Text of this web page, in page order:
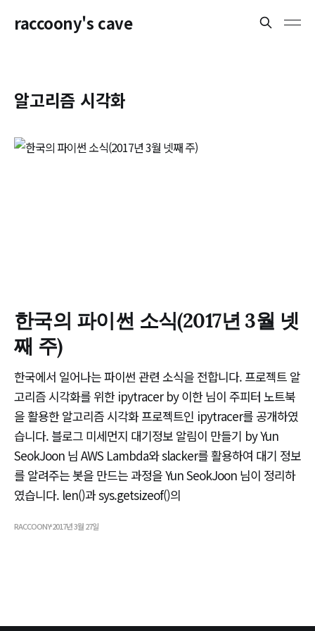
raccoony's cave
알고리즘 시각화
한국의 파이썬 소식(2017년 3월 넷
째 주)
한국에서 일어나는 파이썬 관련 소식을 전합니다. 프로젝트 알
고리즘 시각화를 위한 ipytracer by 이한 님이 주피터 노트북
을 활용한 알고리즘 시각화 프로젝트인 ipytracer를 공개하였
습니다. 블로그 미세먼지 대기정보 알림이 만들기 by Yun
SeokJoon 님 AWS Lambda와 slacker를 활용하여 대기 정보
를 알려주는 봇을 만드는 과정을 Yun SeokJoon 님이 정리하
였습니다. len()과 sys.getsizeof()의
RACCOONY2017년 3월 27일